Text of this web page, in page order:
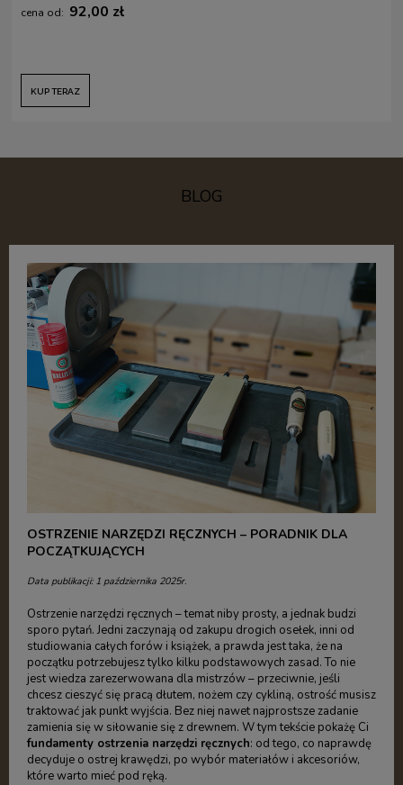
92,00 zł
KUP TERAZ
BLOG
OSTRZENIE NARZĘDZI RĘCZNYCH – PORADNIK DLA
POCZĄTKUJĄCYCH
Data publikacji: 1 października 2025r.
Ostrzenie narzędzi ręcznych – temat niby prosty, a jednak budzi
sporo pytań. Jedni zaczynają od zakupu drogich osełek, inni od
studiowania całych forów i książek, a prawda jest taka, że na
początku potrzebujesz tylko kilku podstawowych zasad. To nie
jest wiedza zarezerwowana dla mistrzów – przeciwnie, jeśli
chcesz cieszyć się pracą dłutem, nożem czy cykliną, ostrość musisz
traktować jak punkt wyjścia. Bez niej nawet najprostsze zadanie
zamienia się w siłowanie się z drewnem. W tym tekście pokażę Ci
fundamenty ostrzenia narzędzi ręcznych: od tego, co naprawdę
decyduje o ostrej krawędzi, po wybór materiałów i akcesoriów,
które warto mieć pod ręką.